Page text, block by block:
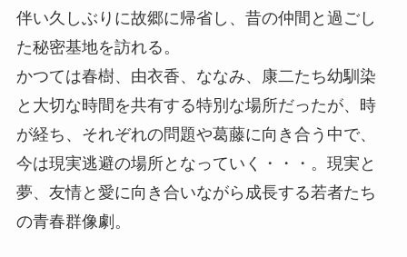
伴い久しぶりに故郷に帰省し、昔の仲間と過ごし
た秘密基地を訪れる。
かつては春樹、由衣香、ななみ、康二たち幼馴染
と大切な時間を共有する特別な場所だったが、時
が経ち、それぞれの問題や葛藤に向き合う中で、
今は現実逃避の場所となっていく・・・。現実と
夢、友情と愛に向き合いながら成長する若者たち
の青春群像劇。